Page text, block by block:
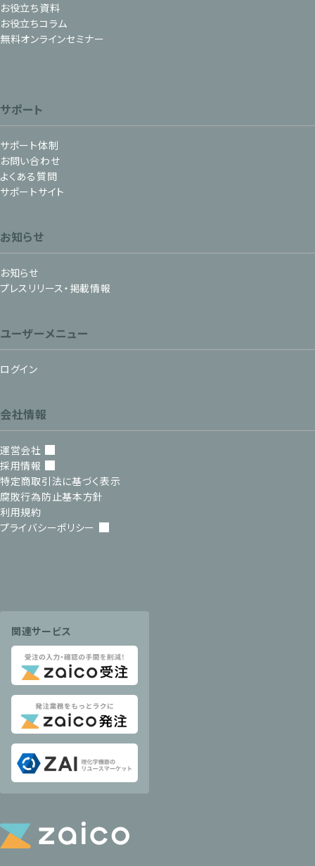
お役立ち資料
お役立ちコラム
無料オンラインセミナー
サポート
サポート体制
お問い合わせ
よくある質問
サポートサイト
お知らせ
お知らせ
プレスリリース・掲載情報
ユーザーメニュー
ログイン
会社情報
運営会社
採用情報
特定商取引法に基づく表示
腐敗行為防止基本方針
利用規約
プライバシーポリシー
関連サービス